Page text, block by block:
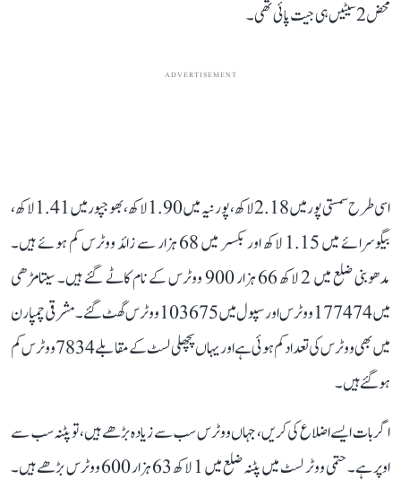
محض 2 سیٹیں ہی جیت پائی تھی۔
ADVERTISEMENT
اسی طرح سمستی پور میں 2.18 لاکھ، پورنیہ میں 1.90 لاکھ، بھوجپور میں 1.41 لاکھ،
بیگوسرائے میں 1.15 لاکھ اور بکسر میں 68 ہزار سے زائد ووٹرس کم ہوئے ہیں۔
مدھوبنی ضلع میں 2 لاکھ 66 ہزار 900 ووٹرس کے نام کاٹے گئے ہیں۔ سیتامڑھی
میں 177474 ووٹرس اور سپول میں 103675 ووٹرس گھٹ گئے۔ مشرقی چمپارن
میں بھی ووٹرس کی تعداد کم ہوئی ہے اور یہاں پچھلی لسٹ کے مقابلے 7834 ووٹرس کم
ہو گئے ہیں۔
اگر بات ایسے اضلاع کی کریں، جہاں ووٹرس سب سے زیادہ بڑھے ہیں، تو پٹنہ سب سے
اوپر ہے۔ حتمی ووٹر لسٹ میں پٹنہ ضلع میں 1 لاکھ 63 ہزار 600 ووٹرس بڑھے ہیں۔